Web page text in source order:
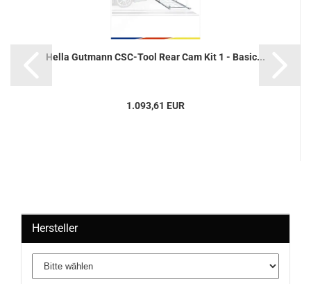
Hella Gut­mann CSC-​Tool Rear Cam Kit 1 - Basic...
1.093,61 EUR
Hersteller